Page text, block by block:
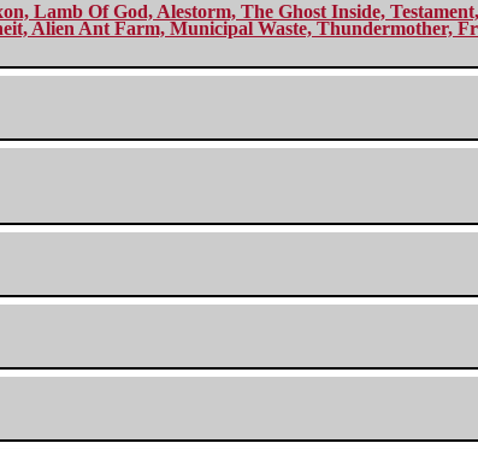
Lamb Of God, Alestorm, The Ghost Inside,
Alien Ant Farm, Municipal Waste, Thundermother,